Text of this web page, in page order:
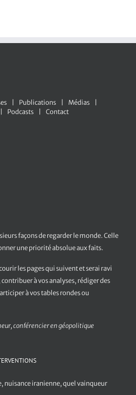
Publications
Médias
Podcasts Contact
façons de regarder le monde. Celle
une priorité absolue aux faits.
les pages qui suivent et serai ravi
à vos analyses, rédiger des
à vos tables rondes ou
conférencier en géopolitique
nuisance iranienne, quel vainqueur